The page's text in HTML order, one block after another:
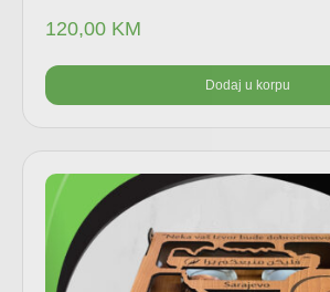
120,00 KM
Dodaj u korpu